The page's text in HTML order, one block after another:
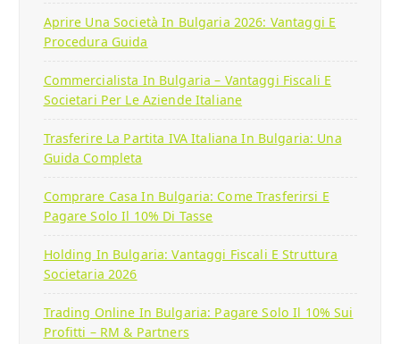
Aprire Una Società In Bulgaria 2026: Vantaggi E
Procedura Guida
Commercialista In Bulgaria – Vantaggi Fiscali E
Societari Per Le Aziende Italiane
Trasferire La Partita IVA Italiana In Bulgaria: Una
Guida Completa
Comprare Casa In Bulgaria: Come Trasferirsi E
Pagare Solo Il 10% Di Tasse
Holding In Bulgaria: Vantaggi Fiscali E Struttura
Societaria 2026
Trading Online In Bulgaria: Pagare Solo Il 10% Sui
Profitti – RM & Partners